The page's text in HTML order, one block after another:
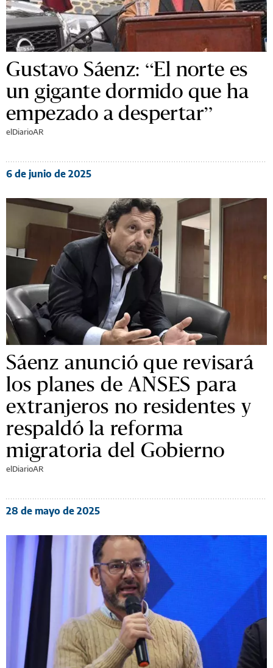
Gustavo Sáenz: “El norte es
un gigante dormido que ha
empezado a despertar”
elDiarioAR
6 de junio de 2025
Sáenz anunció que revisará
los planes de ANSES para
extranjeros no residentes y
respaldó la reforma
migratoria del Gobierno
elDiarioAR
28 de mayo de 2025